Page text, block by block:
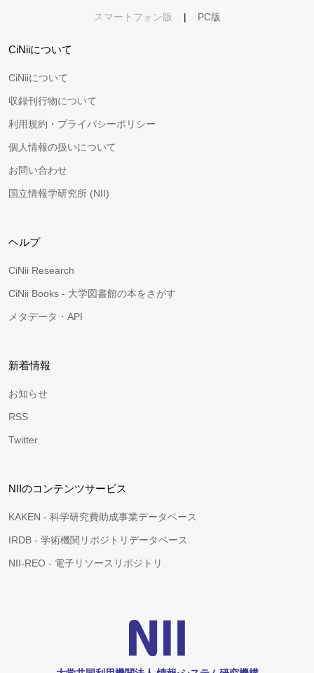
スマートフォン版 | PC版
CiNiiについて
CiNiiについて
収録刊行物について
利用規約・プライバシーポリシー
個人情報の扱いについて
お問い合わせ
国立情報学研究所 (NII)
ヘルプ
CiNii Research
CiNii Books - 大学図書館の本をさがす
メタデータ・API
新着情報
お知らせ
RSS
Twitter
NIIのコンテンツサービス
KAKEN - 科学研究費助成事業データベース
IRDB - 学術機関リポジトリデータベース
NII-REO - 電子リソースリポジトリ